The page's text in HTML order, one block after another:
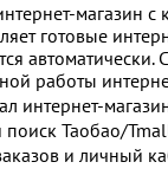
магазин
готовые
работы
интернет-
поиск Таобао/
и личный